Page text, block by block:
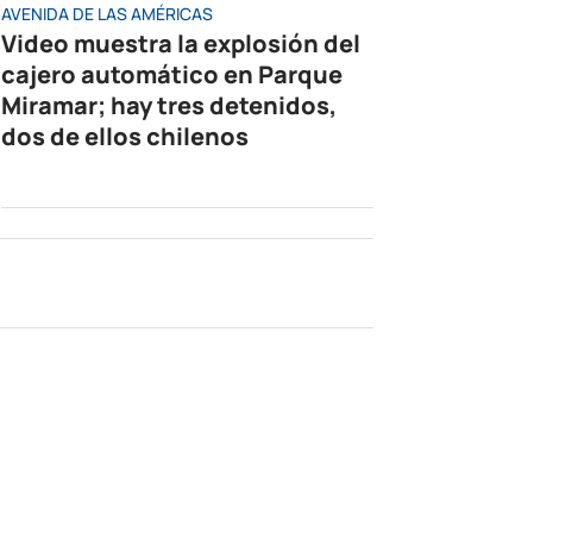
AVENIDA DE LAS AMÉRICAS
Video muestra la explosión del
cajero automático en Parque
Miramar; hay tres detenidos,
dos de ellos chilenos